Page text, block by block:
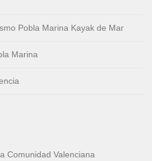
Pobla Marina Kayak de Mar
Marina
Comunidad Valenciana